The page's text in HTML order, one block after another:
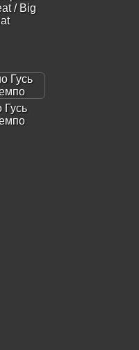
/ Big
Гусь